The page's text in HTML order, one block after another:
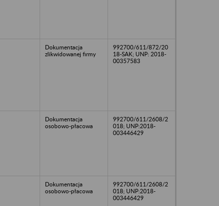
Dokumentacja
zlikwidowanej firmy
992700/611/872/20
18-SAK; UNP: 2018-
00357583
Dokumentacja
osobowo-płacowa
992700/611/2608/2
018; UNP:2018-
003446429
Dokumentacja
osobowo-płacowa
992700/611/2608/2
018; UNP:2018-
003446429